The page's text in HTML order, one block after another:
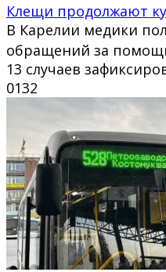
Клещи продолжают
В Карелии медики
обращений за
13 случаев
0132